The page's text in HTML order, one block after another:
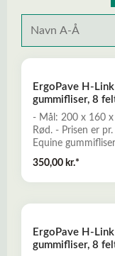
ErgoPave H-
gummifliser, 8
rød
- Mål: 200 x 160
Rød. - Prisen er
Equine
polyuretan.
multi-anvendelige
legepladser,
mere her om
350,00 kr.*
ErgoPave H-
gummifliser, 8